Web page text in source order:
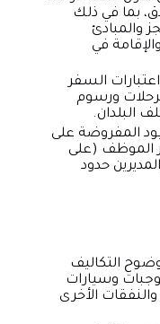
بما في ذلك
والمبادئ
في
السفر
ورسوم
البلدان.
المفروضة على
الموظف (على
حدود
التكاليف
وسيارات
الأخرى